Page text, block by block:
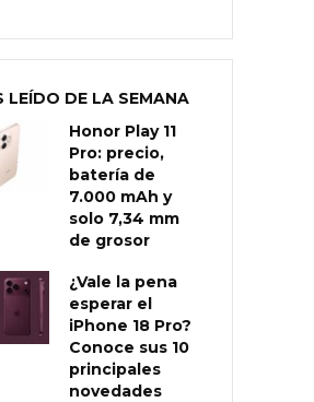
LEÍDO DE LA SEMANA
Honor Play 11
Pro: precio,
batería de
7.000 mAh y
solo 7,34 mm
de grosor
¿Vale la pena
esperar el
iPhone 18 Pro?
Conoce sus 10
principales
novedades